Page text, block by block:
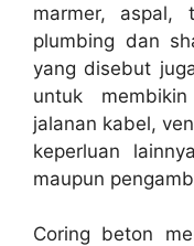
marmer, aspal,
plumbing dan
yang disebut
untuk
jalanan kabel,
keperluan
maupun
Coring beton